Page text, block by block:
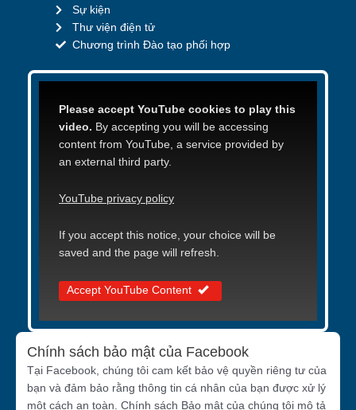
Sự kiện
Thư viện điện tử
Chương trình Đào tạo phối hợp
Please accept YouTube cookies to play this
video. By accepting you will be accessing
content from YouTube, a service provided by
an external third party.
YouTube privacy policy
If you accept this notice, your choice will be
saved and the page will refresh.
Accept YouTube Content
Chính sách bảo mật của Facebook
Tại Facebook, chúng tôi cam kết bảo vệ quyền riêng tư của
bạn và đảm bảo rằng thông tin cá nhân của bạn được xử lý
một cách an toàn. Chính sách Bảo mật của chúng tôi mô tả